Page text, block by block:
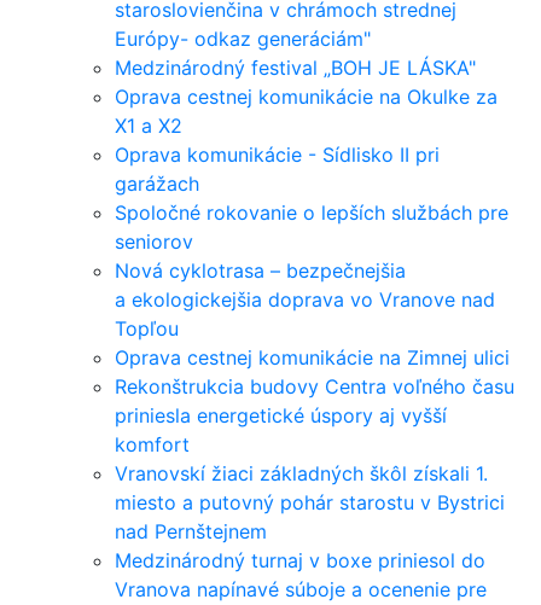
staroslovienčina v chrámoch strednej
Európy- odkaz generáciám"
Medzinárodný festival „BOH JE LÁSKA"
Oprava cestnej komunikácie na Okulke za
X1 a X2
Oprava komunikácie - Sídlisko II pri
garážach
Spoločné rokovanie o lepších službách pre
seniorov
Nová cyklotrasa – bezpečnejšia
a ekologickejšia doprava vo Vranove nad
Topľou
Oprava cestnej komunikácie na Zimnej ulici
Rekonštrukcia budovy Centra voľného času
priniesla energetické úspory aj vyšší
komfort
Vranovskí žiaci základných škôl získali 1.
miesto a putovný pohár starostu v Bystrici
nad Pernštejnem
Medzinárodný turnaj v boxe priniesol do
Vranova napínavé súboje a ocenenie pre